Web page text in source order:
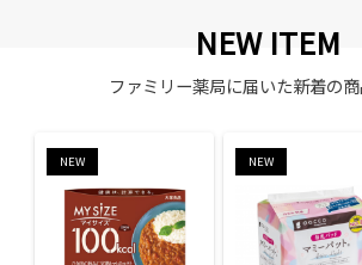
NEW ITEM
ファミリー薬局に届いた新着の商
NEW NEW